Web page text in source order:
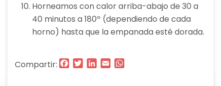
Horneamos con calor arriba-abajo de 30 a
40 minutos a 180º (dependiendo de cada
horno) hasta que la empanada esté dorada.
Compartir: Facebook
TwitterLinkedIn
Email